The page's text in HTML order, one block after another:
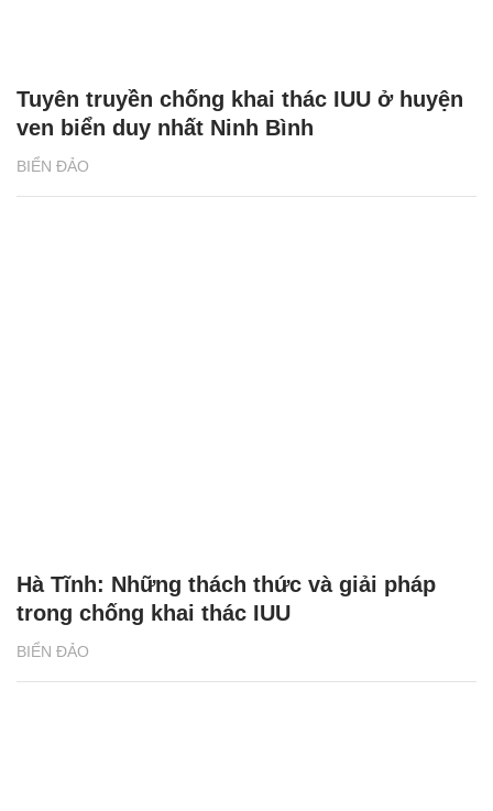
BIỂN ĐẢO
Tuyên truyền chống khai thác IUU ở huyện
ven biển duy nhất Ninh Bình
BIỂN ĐẢO
Hà Tĩnh: Những thách thức và giải pháp
trong chống khai thác IUU